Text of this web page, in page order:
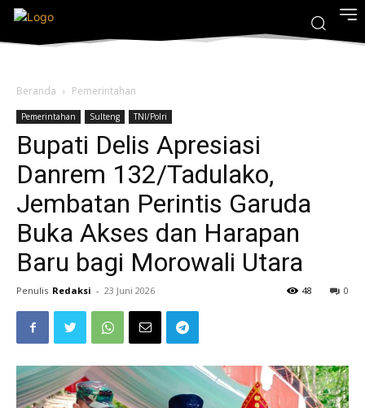
Beranda Pemerintahan
Pemerintahan Sulteng TNI/Polri
Bupati Delis Apresiasi
Danrem 132/Tadulako,
Jembatan Perintis Garuda
Buka Akses dan Harapan
Baru bagi Morowali Utara
Penulis Redaksi - 23 Juni 2026 0
48